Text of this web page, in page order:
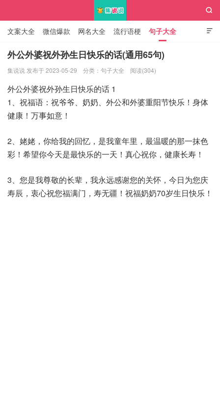

文案大全 微信爆款 网名大全 流行语梗 句子大全
知识大全

外公外婆祝外孙生日快乐的话(通用65句)
集说说 发布于 2023-05-29 分类： 句子大全 阅读(304)
外公外婆祝外孙生日快乐的话 1
1、祝福语：祝爷爷、奶奶、外公和外婆重阳节快乐！身体
健康！万事如意！
2、姥姥，你给我的回忆，是我童年里，最温暖的那一抹色
彩！希望你今天是最快乐的一天！真心祝你，健康长寿！
3、您是我尊敬的长辈，我永远感谢您的关怀，今日为您庆
寿辰，衷心祝您福满门，寿无疆！祝福奶奶70岁生日快乐！